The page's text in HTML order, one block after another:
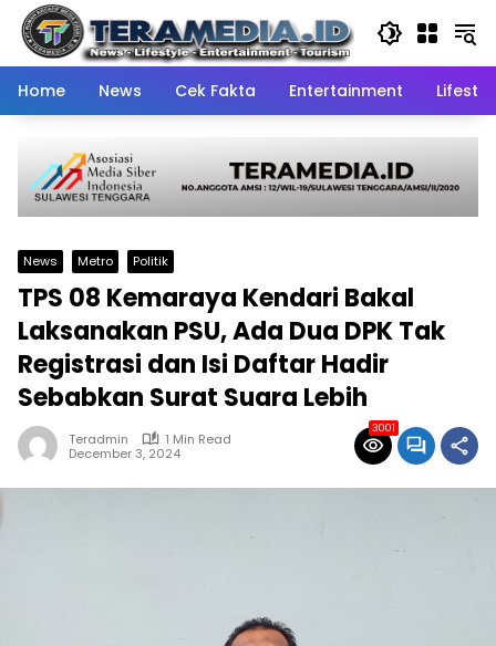
Skip
content
Home
News Cek Fakta Entertainment
News Metro Politik
TPS 08 Kemaraya Kendari Bakal
Laksanakan PSU, Ada Dua DPK Tak
Registrasi dan Isi Daftar Hadir
Sebabkan Surat Suara Lebih
Teradmin
1 Min Read
December 3, 2024
3001